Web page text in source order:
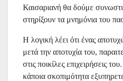
Καισαριανή θα δούμε
στηρίξουν τα μνημόνια του
Η λογική λέει ότι ένας
μετά την αποτυχία του,
στις ποικίλες επιχειρήσεις
κάποια σκοπιμότητα